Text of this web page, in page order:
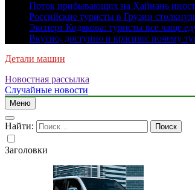
Поток прибывающих на Хайнань
Российские туристы в Грузии
Эксперт Кодякова: туристы все чаще
Вкусно, доступно и красиво: почему
Детали машин
Новостная рассылка
Случайные новости
Меню
Найти:
Заголовки